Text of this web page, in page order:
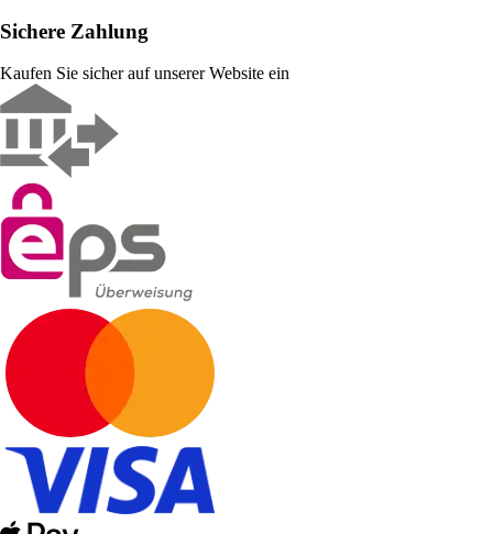
Sichere Zahlung
Kaufen Sie sicher auf unserer Website ein